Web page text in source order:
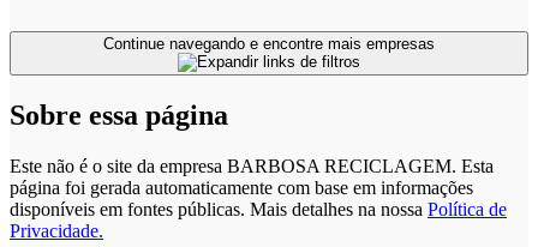
Sobre essa página
Este não é o site da empresa BARBOSA RECICLAGEM. Esta
página foi gerada automaticamente com base em informações
disponíveis em fontes públicas. Mais detalhes na nossa Política de
Privacidade.